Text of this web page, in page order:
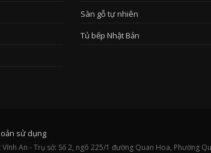
Sàn gỗ tự nhiên
Tủ bếp Nhật Bản
sử dụng
An - Trụ sở: Số 2, ngõ 225/1 đường Quan Hoa, Phường